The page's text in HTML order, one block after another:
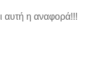
αυτή η αναφορά!!!